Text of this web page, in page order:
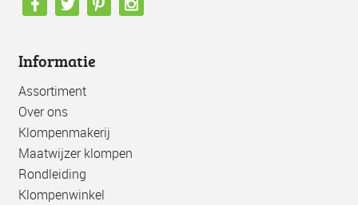
Informatie
Assortiment
Over ons
Klompenmakerij
Maatwijzer klompen
Rondleiding
Klompenwinkel